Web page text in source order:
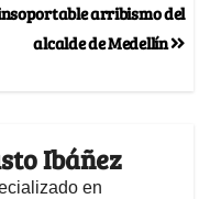
arribismo del
alcalde de Medellín
Ibáñez
en